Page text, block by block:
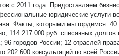
с 2011 года. Предоставляем
юридические услуги
Факты, которыми мы гордимся: 40
по
202 600 консультаций по всей